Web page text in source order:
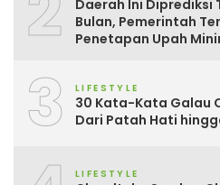
Daerah Ini Diprediksi
Bulan, Pemerintah
Penetapan Upah
3 LIFESTYLE
30 Kata-Kata Galau
Dari Patah Hati
LIFESTYLE